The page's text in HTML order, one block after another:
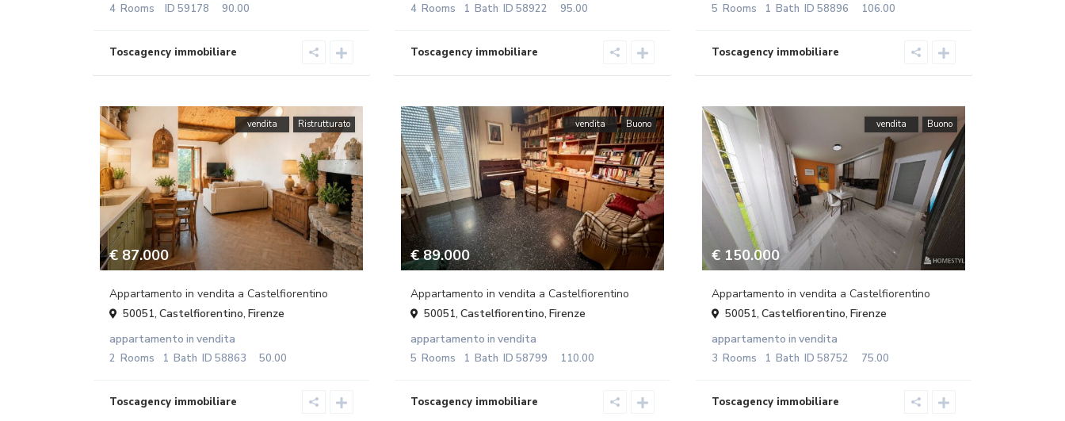
4 Rooms ID 59178 90.00 4 Rooms 1 Bath ID 58922 95.00 5 Rooms 1 Bath ID 58896 106.00
€ 87.000
vendita Ristrutturato
Appartamento in vendita a Castelfiorentino
50051, Castelfiorentino, Firenze
appartamento in vendita
2 Rooms 1 Bath ID 58863 50.00
€ 89.000
vendita Buono
Appartamento in vendita a Castelfiorentino
50051, Castelfiorentino, Firenze
appartamento in vendita
5 Rooms 1 Bath ID 58799 110.00
€ 150.000
vendita Buono
Appartamento in vendita a Castelfiorentino
50051, Castelfiorentino, Firenze
appartamento in vendita
3 Rooms 1 Bath ID 58752 75.00